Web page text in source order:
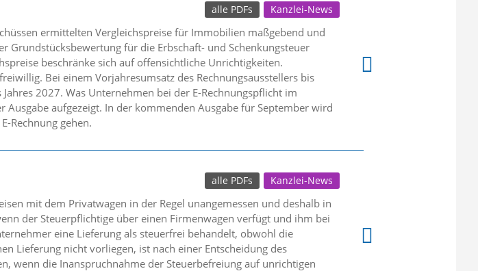
Kanzlei-News
alle PDFs
ermittelten Vergleichspreise für Immobilien maßgebend und
Grundstücksbewertung für die Erbschaft- und Schenkungsteuer
beschränke sich auf offensichtliche Unrichtigkeiten.
Bei einem Vorjahresumsatz des Rechnungsausstellers bis
2027. Was Unternehmen bei der E-Rechnungspflicht im
aufgezeigt. In der kommenden Ausgabe für September wird
Rechnung gehen.
Kanzlei-News
alle PDFs
mit dem Privatwagen in der Regel unangemessen und deshalb in
der Steuerpflichtige über einen Firmenwagen verfügt und ihm bei
eine Lieferung als steuerfrei behandelt, obwohl die
Lieferung nicht vorliegen, ist nach einer Entscheidung des
wenn die Inanspruchnahme der Steuerbefreiung auf unrichtigen